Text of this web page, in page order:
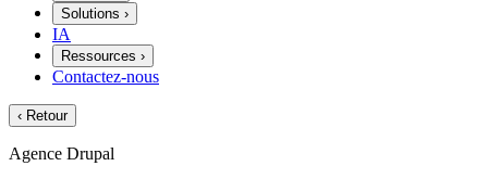
Solutions ›
IA
Ressources ›
Contactez-nous
‹ Retour
Agence Drupal